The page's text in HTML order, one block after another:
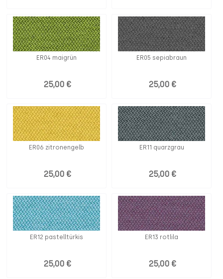
ER04 maigrün
25,00 €
ER05 sepiabraun
25,00 €
ER06 zitronengelb
25,00 €
ER11 quarzgrau
25,00 €
ER12 pastelltürkis
25,00 €
ER13 rotlila
25,00 €